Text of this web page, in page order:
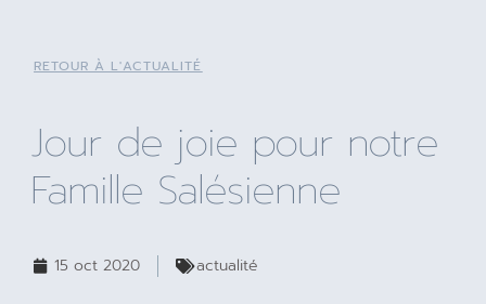
RETOUR À L'ACTUALITÉ
Jour de joie pour notre
Famille Salésienne
15 oct 2020 actualité